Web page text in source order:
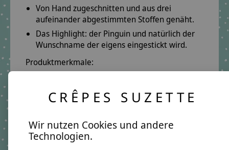
Von Hand zugeschnitten und aus drei
aufeinander abgestimmten Stoffen genäht.
Das Highlight: der Pinguin und natürlich der
Wunschname der eigens eingestickt wird.
Produktmerkmale:
inkl. Papprohling
Oberstoff:Blau Sterne
Mittelstoff:Rosa mit Pünktchen Weiß
CRÊPES SUZETTE
Wir nutzen Cookies und andere
Technologien.